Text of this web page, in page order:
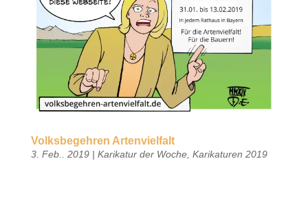
Volksbegehren Artenvielfalt
3. Feb.. 2019| Karikatur der Woche, Karikaturen 2019